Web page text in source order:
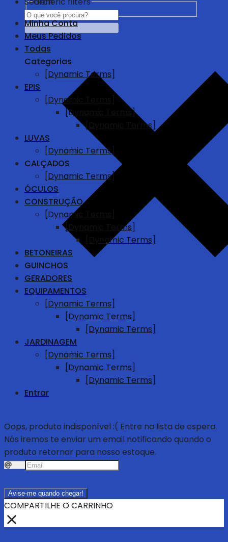
Minha Conta
Meus Pedidos
Todas
Categorias
[Dynamic Terms]
EPIS
[Dynamic Terms]
[Dynamic Terms]
[Dynamic Terms]
LUVAS
[Dynamic Terms]
CALÇADOS
[Dynamic Terms]
ÓCULOS
CONSTRUÇÃO
[Dynamic Terms]
[Dynamic Terms]
[Dynamic Terms]
BETONEIRAS
GUINCHOS
GERADORES
EQUIPAMENTOS
[Dynamic Terms]
[Dynamic Terms]
[Dynamic Terms]
JARDINAGEM
[Dynamic Terms]
[Dynamic Terms]
[Dynamic Terms]
Entrar
Oops, produto indisponível :( Entre na lista de espera.
Nós iremos te enviar um email notificando quando o
produto retornar para nosso estoque.
Avise-me quando chegar!
COMPARTILHE O CARRINHO